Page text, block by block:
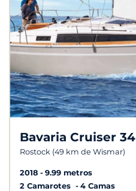
Bavaria Cruiser 34
Rostock (49 km de Wismar)
2018
9.99 metros
2 Camarotes
4 Camas